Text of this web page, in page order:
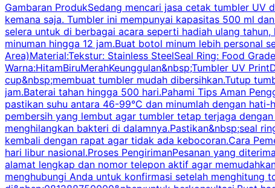
Gambaran ProdukSedang mencari jasa cetak tumbler
kemana saja. Tumbler ini mempunyai kapasitas 500 ml
selera untuk di berbagai acara seperti hadiah ulang
minuman hingga 12 jam.Buat botol minum lebih personal
Area)Material:Tekstur: Stainless SteelSeal Ring: Food
Warna:HitamBiruMerahKeunggulan&nbsp;Tumbler UV
cup&nbsp;membuat tumbler mudah dibersihkan.Tutup
jam.Baterai tahan hingga 500 hari.Pahami Tips Aman
pastikan suhu antara 46-99°C dan minumlah dengan
pembersih yang lembut agar tumbler tetap terjaga
menghilangkan bakteri di dalamnya.Pastikan&nbsp;seal
kembali dengan rapat agar tidak ada kebocoran.Cara
hari libur nasional.Proses PengirimanPesanan yang
alamat lengkap dan nomor telepon aktif agar
menghubungi Anda untuk konfirmasi setelah menghitung